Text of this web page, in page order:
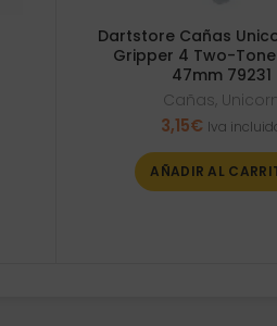
Dartstore Cañas
Gripper 4 Two-
47mm 79231
Cañas,
3,15€ Iva
AÑADIR AL